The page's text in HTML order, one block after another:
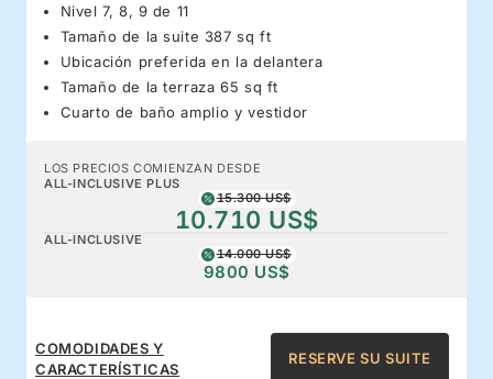
Nivel 7, 8, 9 de 11
Tamaño de la suite 387 sq ft
Ubicación preferida en la delantera
Tamaño de la terraza 65 sq ft
Cuarto de baño amplio y vestidor
LOS PRECIOS COMIENZAN DESDE
ALL-INCLUSIVE PLUS
15.300 US$
10.710 US$
ALL-INCLUSIVE
14.000 US$
9800 US$
COMODIDADES Y
CARACTERÍSTICAS
RESERVE SU SUITE